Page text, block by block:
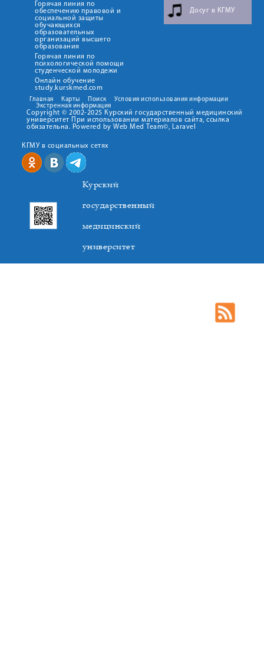
Горячая линия по
обеспечению правовой и
социальной защиты
обучающихся
образовательных
организаций высшего
образования
Горячая линия по
психологической помощи
студенческой молодежи
Онлайн обучение
study.kurskmed.com
Досуг в КГМУ
Главная Карты Поиск
Условия использования информации
Экстренная информация
Copyright © 2002-2025 Курский государственный медицинский
университет При использовании материалов сайта, ссылка
обязательна. Powered by Web Med Team©, Laravel
КГМУ в социальных сетях
Курский
государственный
медицинский
университет